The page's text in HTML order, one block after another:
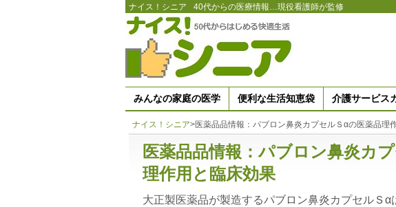
ナイス！シニア 40代からの医療情報…現役看護師が監修
みんなの家庭の医学 便利な生活知恵袋 介護サービス
ナイス！シニア>医薬品品情報：パブロン鼻炎カプセルＳαの医薬品理
医薬品品情報：パブロン鼻炎カ
理作用と臨床効果
大正製医薬品が製造するパブロン鼻炎カプセルＳα